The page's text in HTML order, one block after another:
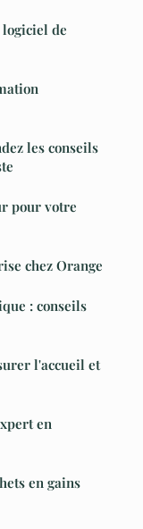
logiciel de
les conseils
pour votre
chez Orange
: conseils
l'accueil et
en
en gains